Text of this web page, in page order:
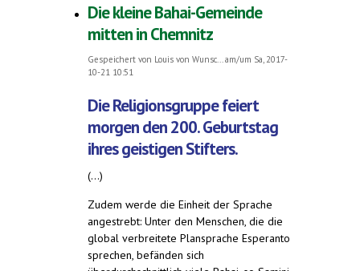
Die kleine Bahai-Gemeinde
mitten in Chemnitz
Gespeichert von Louis von Wunsc...am/um Sa, 2017-
10-21 10:51
Die Religionsgruppe feiert
morgen den 200. Geburtstag
ihres geistigen Stifters.
(...)
Zudem werde die Einheit der Sprache
angestrebt: Unter den Menschen, die die
global verbreitete Plansprache Esperanto
sprechen, befänden sich